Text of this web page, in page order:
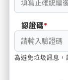
認證碼
為避免垃圾訊息